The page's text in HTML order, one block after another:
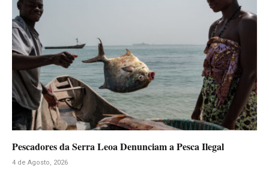
Pescadores da Serra Leoa Denunciam a Pesca Ilegal
4 de Agosto, 2026